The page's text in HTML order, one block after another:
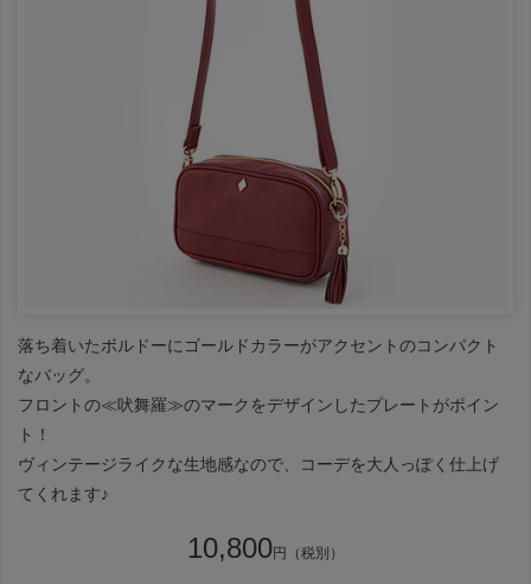
落ち着いたボルドーにゴールドカラーがアクセントのコンパクト
なバッグ。
フロントの≪吠舞羅≫のマークをデザインしたプレートがポイン
ト！
ヴィンテージライクな生地感なので、コーデを大人っぽく仕上げ
てくれます♪
10,800円（税別）